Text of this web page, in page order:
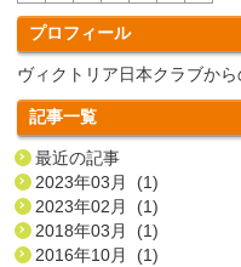
プロフィール
ヴィクトリア日本クラブか
記事一覧
最近の記事
2023年03月 (1)
2023年02月 (1)
2018年03月 (1)
2016年10月 (1)